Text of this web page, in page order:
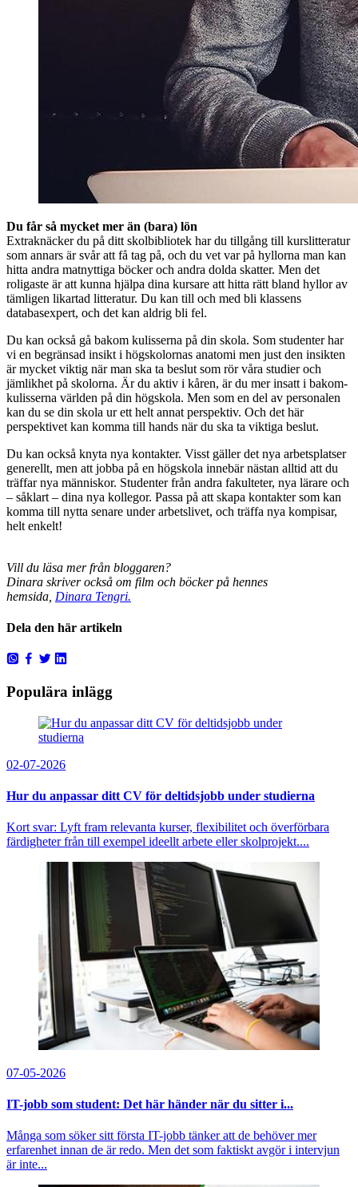
Du får så mycket mer än (bara) lön
Extraknäcker du på ditt skolbibliotek har du tillgång till kurslitteratur
som annars är svår att få tag på, och du vet var på hyllorna man kan
hitta andra matnyttiga böcker och andra dolda skatter. Men det
roligaste är att kunna hjälpa dina kursare att hitta rätt bland hyllor av
tämligen likartad litteratur. Du kan till och med bli klassens
databasexpert, och det kan aldrig bli fel.
Du kan också gå bakom kulisserna på din skola. Som studenter har
vi en begränsad insikt i högskolornas anatomi men just den insikten
är mycket viktig när man ska ta beslut som rör våra studier och
jämlikhet på skolorna. Är du aktiv i kåren, är du mer insatt i bakom-
kulisserna världen på din högskola. Men som en del av personalen
kan du se din skola ur ett helt annat perspektiv. Och det här
perspektivet kan komma till hands när du ska ta viktiga beslut.
Du kan också knyta nya kontakter. Visst gäller det nya arbetsplatser
generellt, men att jobba på en högskola innebär nästan alltid att du
träffar nya människor. Studenter från andra fakulteter, nya lärare och
– såklart – dina nya kollegor. Passa på att skapa kontakter som kan
komma till nytta senare under arbetslivet, och träffa nya kompisar,
helt enkelt!
Vill du läsa mer från bloggaren?
Dinara skriver också om film och böcker på hennes
hemsida, Dinara Tengri.
Dela den här artikeln
Populära inlägg
02-07-2026
Hur du anpassar ditt CV för deltidsjobb under studierna
Kort svar: Lyft fram relevanta kurser, flexibilitet och överförbara
färdigheter från till exempel ideellt arbete eller skolprojekt....
07-05-2026
IT-jobb som student: Det här händer när du sitter i...
Många som söker sitt första IT-jobb tänker att de behöver mer
erfarenhet innan de är redo. Men det som faktiskt avgör i intervjun
är inte...